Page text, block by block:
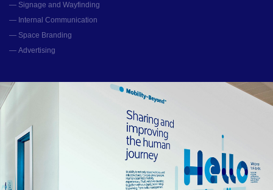
— Signage and Wayfinding
— Internal Communication
— Space Branding
— Advertising